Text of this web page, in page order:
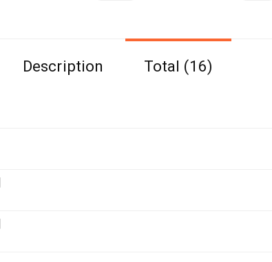
Description Total (16)